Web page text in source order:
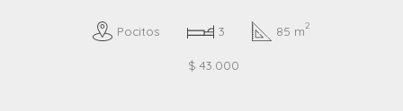
Pocitos 3 85 m2
$ 43.000